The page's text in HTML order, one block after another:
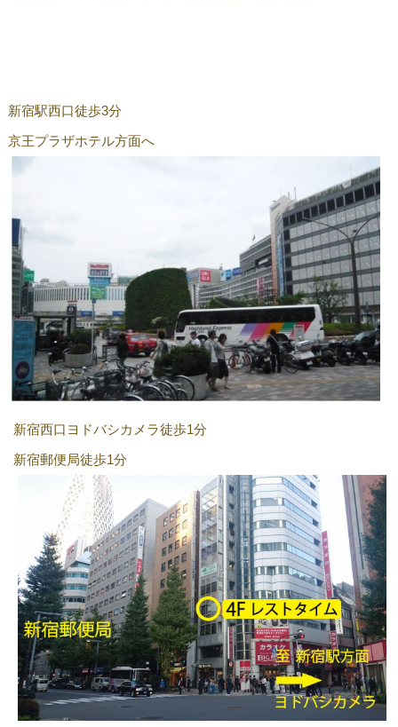
新宿駅西口徒歩3分
京王プラザホテル方面へ
新宿西口ヨドバシカメラ徒歩1分
新宿郵便局徒歩1分